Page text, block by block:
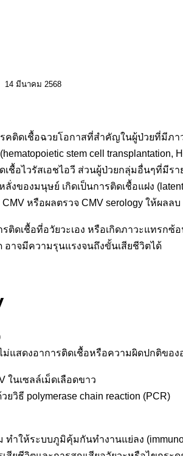
14 มีนาคม 2568
รคติดเชื้อฉวยโอกาสที่สำคัญในผู้ป่วยที่
stem cell
เชื้อไวรัสเอชไอวี ส่วนผู้ป่วยกลุ่มอื่นๆที่มีร
งของมนุษย์ เกิดเป็นการติดเชื้อแฝง
หรือผลตรวจ CMV serology ให้ผลลบ
เชื้อที่อวัยวะเอง หรือเกิดภาวะแทรกซ้
อาจมีความรุนแรงจนถึงขั้นเสียชีวิตได้
แสดงอาการติดเชื้อหรือความผิดปกติของ
ในเซลล์เม็ดเลือดขาว
วิธี polymerase chain reaction (PCR)
ำให้ระบบภูมิคุ้มกันทำงานแย่ลง